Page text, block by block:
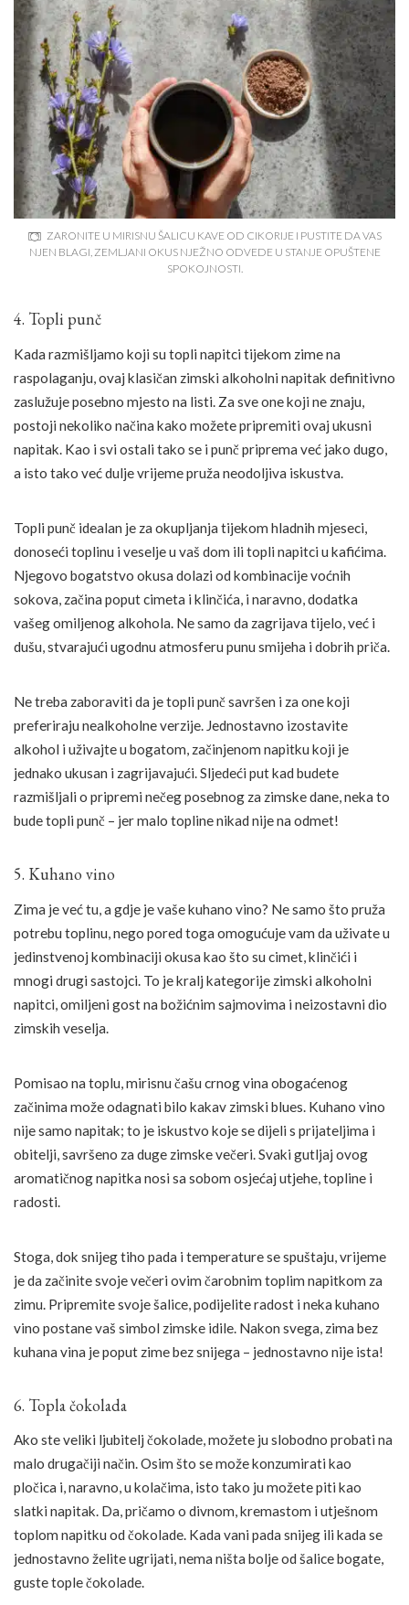
ZARONITE U MIRISNU ŠALICU KAVE OD CIKORIJE I PUSTITE DA VAS
NJEN BLAGI, ZEMLJANI OKUS NJEŽNO ODVEDE U STANJE OPUŠTENE
SPOKOJNOSTI.
4. Topli punč
Kada razmišljamo koji su topli napitci tijekom zime na
raspolaganju, ovaj klasičan zimski alkoholni napitak definitivno
zaslužuje posebno mjesto na listi. Za sve one koji ne znaju,
postoji nekoliko načina kako možete pripremiti ovaj ukusni
napitak. Kao i svi ostali tako se i punč priprema već jako dugo,
a isto tako već dulje vrijeme pruža neodoljiva iskustva.
Topli punč idealan je za okupljanja tijekom hladnih mjeseci,
donoseći toplinu i veselje u vaš dom ili topli napitci u kafićima.
Njegovo bogatstvo okusa dolazi od kombinacije voćnih
sokova, začina poput cimeta i klinčića, i naravno, dodatka
vašeg omiljenog alkohola. Ne samo da zagrijava tijelo, već i
dušu, stvarajući ugodnu atmosferu punu smijeha i dobrih priča.
Ne treba zaboraviti da je topli punč savršen i za one koji
preferiraju nealkoholne verzije. Jednostavno izostavite
alkohol i uživajte u bogatom, začinjenom napitku koji je
jednako ukusan i zagrijavajući. Sljedeći put kad budete
razmišljali o pripremi nečeg posebnog za zimske dane, neka to
bude topli punč – jer malo topline nikad nije na odmet!
5. Kuhano vino
Zima je već tu, a gdje je vaše kuhano vino? Ne samo što pruža
potrebu toplinu, nego pored toga omogućuje vam da uživate u
jedinstvenoj kombinaciji okusa kao što su cimet, klinčići i
mnogi drugi sastojci. To je kralj kategorije zimski alkoholni
napitci, omiljeni gost na božićnim sajmovima i neizostavni dio
zimskih veselja.
Pomisao na toplu, mirisnu čašu crnog vina obogaćenog
začinima može odagnati bilo kakav zimski blues. Kuhano vino
nije samo napitak; to je iskustvo koje se dijeli s prijateljima i
obitelji, savršeno za duge zimske večeri. Svaki gutljaj ovog
aromatičnog napitka nosi sa sobom osjećaj utjehe, topline i
radosti.
Stoga, dok snijeg tiho pada i temperature se spuštaju, vrijeme
je da začinite svoje večeri ovim čarobnim toplim napitkom za
zimu. Pripremite svoje šalice, podijelite radost i neka kuhano
vino postane vaš simbol zimske idile. Nakon svega, zima bez
kuhana vina je poput zime bez snijega – jednostavno nije ista!
6. Topla čokolada
Ako ste veliki ljubitelj čokolade, možete ju slobodno probati na
malo drugačiji način. Osim što se može konzumirati kao
pločica i, naravno, u kolačima, isto tako ju možete piti kao
slatki napitak. Da, pričamo o divnom, kremastom i utješnom
toplom napitku od čokolade. Kada vani pada snijeg ili kada se
jednostavno želite ugrijati, nema ništa bolje od šalice bogate,
guste tople čokolade.